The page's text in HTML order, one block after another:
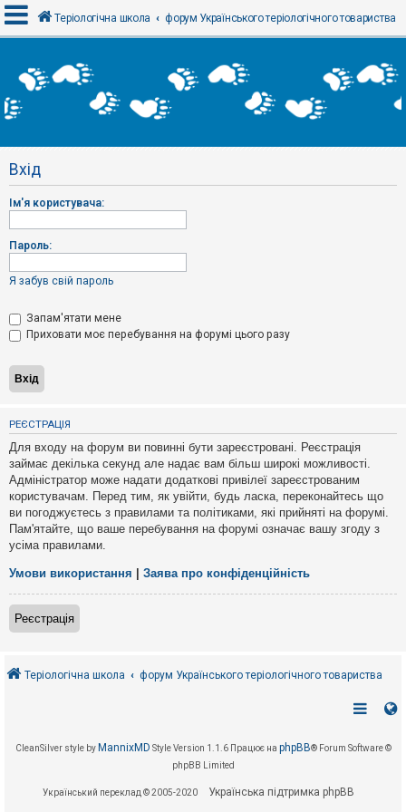
х
і
Р
є
т
р
а
і
Т
м
и
б
з
в
і
д
п
о
в
і
д
е
й
А
к
т
и
і
Теріологічна школа форум Українського теріологічного товариства
Вхід
Ім'я користувача:
Пароль:
Я забув свій пароль
Запам'ятати мене
Приховати моє перебування на форумі цього разу
РЕЄСТРАЦІЯ
Для входу на форум ви повинні бути зареєстровані. Реєстрація
займає декілька секунд але надає вам більш широкі можливості.
Адміністратор може надати додаткові привілеї зареєстрованим
користувачам. Перед тим, як увійти, будь ласка, переконайтесь що
ви погоджуєтесь з правилами та політиками, які прийняті на форумі.
Пам'ятайте, що ваше перебування на форумі означає вашу згоду з
усіма правилами.
Умови використання Заява про конфіденційність
Реєстрація
Теріологічна школа форум Українського теріологічного товариства
CleanSilver style by MannixMD Style Version 1.1.6 Працює на phpBB® Forum Software ©
phpBB Limited
Український переклад © 2005-2020 Українська підтримка phpBB